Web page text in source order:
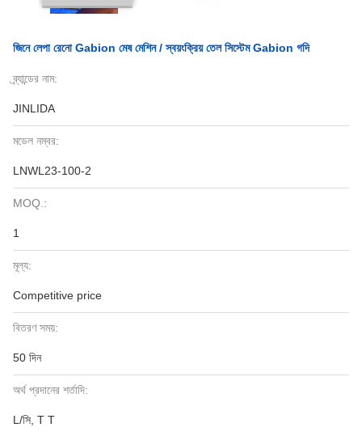
জিনে লেপা রেনো Gabion মেষ মেশিন / স্বয়ংক্রিয় তেল সিস্টেম Gabion গদি
ব্র্যান্ডের নাম:
JINLIDA
মডেল নম্বর:
LNWL23-100-2
MOQ.:
1
মূল্য:
Competitive price
বিতরণ সময়:
50 দিন
অর্থ প্রদানের শর্তাদি:
L/সি, T T